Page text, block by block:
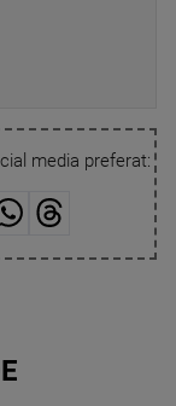
media preferat: